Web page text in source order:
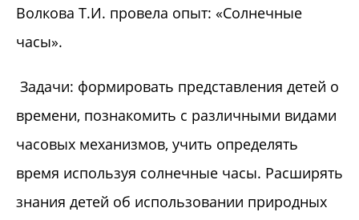
Волкова Т.И. провела опыт: «Солнечные
часы».
Задачи: формировать представления детей о
времени, познакомить с различными видами
часовых механизмов, учить определять
время используя солнечные часы. Расширять
знания детей об использовании природных